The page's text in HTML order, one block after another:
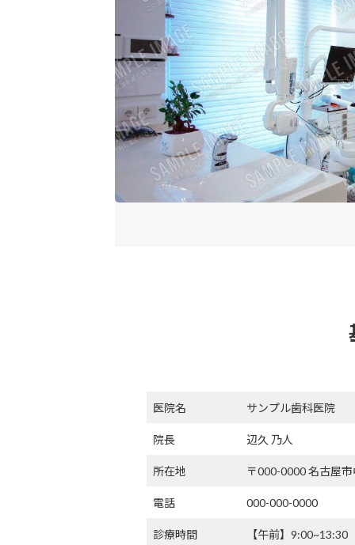
医院名 サンプル歯科医院
院長 辺久 乃人
所在地 〒000-0000 名古屋
電話 000-000-0000
診療時間 【午前】